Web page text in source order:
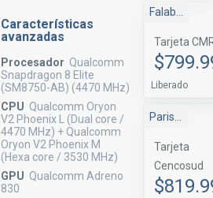
Características
avanzadas
Procesador Qualcomm
Snapdragon 8 Elite
(SM8750-AB) (4470 MHz)
CPU Qualcomm Oryon
V2 Phoenix L (Dual core /
4470 MHz) + Qualcomm
Oryon V2 Phoenix M
(Hexa core / 3530 MHz)
GPU Qualcomm Adreno
830
Tarjeta
Liberado
Tarjeta
Cencosud